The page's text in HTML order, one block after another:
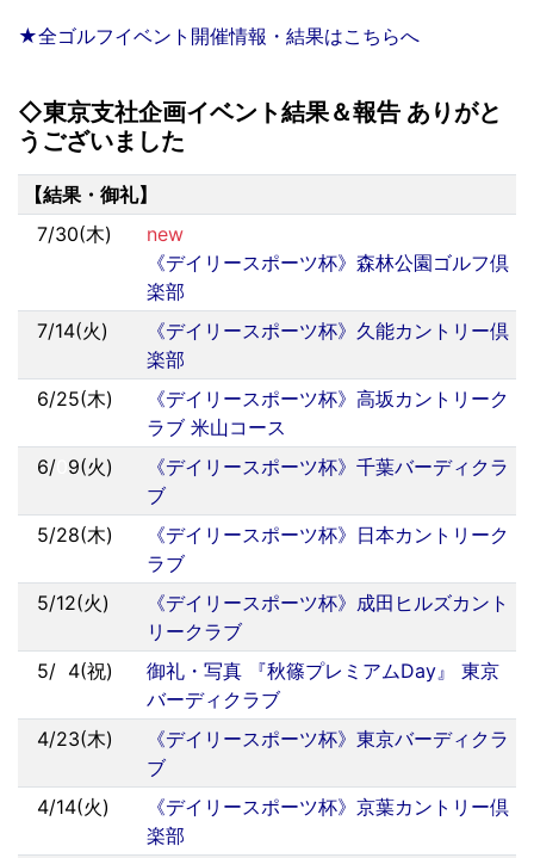
★全ゴルフイベント開催情報・結果はこちらへ
◇東京支社企画イベント結果＆報告 ありがと
うございました
【結果・御礼】
7/30(木)
new
《デイリースポーツ杯》森林公園ゴルフ倶
楽部
7/14(火)
《デイリースポーツ杯》久能カントリー倶
楽部
6/25(木)
《デイリースポーツ杯》高坂カントリーク
ラブ 米山コース
6/ 9(火)
《デイリースポーツ杯》千葉バーディクラ
ブ
5/28(木)
《デイリースポーツ杯》日本カントリーク
ラブ
5/12(火)
《デイリースポーツ杯》成田ヒルズカント
リークラブ
5/ 4(祝)
御礼・写真 『秋篠プレミアムDay』 東京
バーディクラブ
4/23(木)
《デイリースポーツ杯》東京バーディクラ
ブ
4/14(火)
《デイリースポーツ杯》京葉カントリー倶
楽部